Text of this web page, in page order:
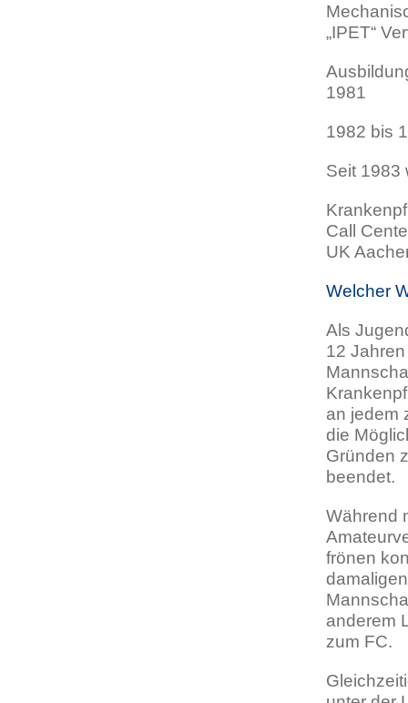
„IPET“
1981
1982 bis
Seit 1983
Call
UK
Welcher
Als
12
an jedem
die
Gründen
beendet.
Während
frönen
anderem
zum FC.